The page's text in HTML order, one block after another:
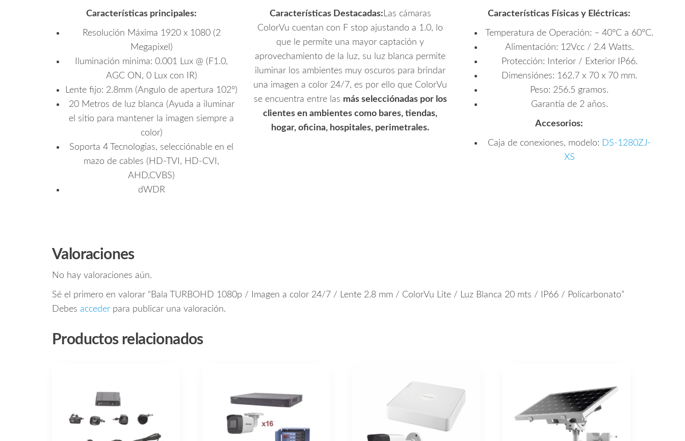
Características principales:
Resolución Máxima 1920 x 1080 (2
Megapixel)
Iluminación minima: 0.001 Lux @ (F1.0,
AGC ON, 0 Lux con IR)
Lente fijo: 2.8mm (Angulo de apertura 102°)
20 Metros de luz blanca (Ayuda a iluminar
el sitio para mantener la imagen siempre a
color)
Soporta 4 Tecnologias, selecciónable en el
mazo de cables (HD-TVI, HD-CVI,
AHD,CVBS)
dWDR
Características Destacadas:Las cámaras
ColorVu cuentan con F stop ajustando a 1.0, lo
que le permite una mayor captación y
aprovechamiento de la luz, su luz blanca permite
iluminar los ambientes muy oscuros para brindar
una imagen a color 24/7, es por ello que ColorVu
se encuentra entre las más selecciónadas por los
clientes en ambientes como bares, tiendas,
hogar, oficina, hospitales, perimetrales.
Características Físicas y Eléctricas:
Temperatura de Operación: – 40°C a 60°C.
Alimentación: 12Vcc / 2.4 Watts.
Protección: Interior / Exterior IP66.
Dimensiónes: 162.7 x 70 x 70 mm.
Peso: 256.5 gramos.
Garantía de 2 años.
Accesorios:
Caja de conexiones, modelo: DS-1280ZJ-
XS
Valoraciones
No hay valoraciones aún.
Sé el primero en valorar “Bala TURBOHD 1080p / Imagen a color 24/7 / Lente 2.8 mm / ColorVu Lite / Luz Blanca 20 mts / IP66 / Policarbonato”
Debes acceder para publicar una valoración.
Productos relacionados